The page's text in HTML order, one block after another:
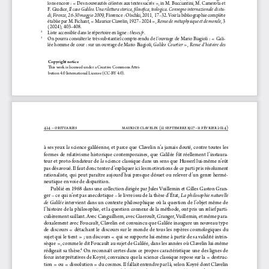
lons encore : « Des nouveautés célestes aux textes sacrés », in M. Bucciantini, M. Camerota et
F. Giudice, Il caso Galileo. Una rilettura storica, filosofica, teologica. Convegno internazionale di stu-
di, Firenze, 26-30 maggio 2009, Florence : Olschki, 2011, 17–32. Voir la bibliographie complète
établie par M. Fichant, « Maurice Clavelin, 1927–2024 », Revue de métaphysique et de morale, 3
(2024), 403–408.
2 Liste accessible dans le répertoire en ligne : theses.fr.
3 On pourra consulter le très substantiel compte-rendu de l’ouvrage de Mario Biagioli : « Gali-
lée homme de cour : sur un ouvrage de Mario Biagioli, Galileo Courtier », Revue d’histoire des
Copyright notice
This work is licensed under a Creative Commons Attri-
bution 4.0 International License (CC-BY 4.0).
424 – obituaries maurice clavelin (12 septembre 1927–11 février 2024)
à ses yeux la science galiléenne, et parce que Clavelin n’a jamais douté, contre toutes les
formes  de  relativisme  historique  contemporaines,  que  Galilée  fût  réellement  l’instaura
teur et proto-fondateur de la science classique dans un sens que Husserl lui-même n’eût
pas désavoué. Il faut donc tenter d’expliquer ici les motivations de ce parti pris résolument
rationaliste,  qui  peut  paraître  aujourd’hui  presque  désuet  ou  relever  d’un  genre  hermé-
neutique en voie de disparition.
Publié en 1968 dans une collection dirigée par Jules Vuillemin et Gilles Gaston Gran-
ger – ce qui n’est pas anecdotique – le livre issu de la thèse d’État, La philosophie naturelle
de  Galilée
  intervient  dans  un  contexte  philosophique  où  la  question  de  l’objet  même  de
l’histoire de la philosophie, et la question connexe de la méthode, ont pris un relief parti-
culièrement saillant. Avec Canguilhem, avec Gueroult, Granger, Vuillemin, et même para
doxalement avec Foucault, Clavelin est convaincu que Galilée inaugure un nouveau type
de  discours  «  détachant  le  discours  sur  le  monde  de  tous  les  repères  cosmologiques  du
sujet qui le tient » ; un discours « qui se supporte lui-même à partir de sa validité intrin-
sèque », comme le dit Foucault au sujet de Galilée, dans les années où Clavelin lui-même
rédigeait sa thèse.4 On reconnaît certes dans ce propos caractéristique une des lignes de
force interprétatives de Koyré, convaincu que la science classique repose sur la « destruc-
tion » ou « dissolution » du cosmos. Il fallait entendre par là, selon Koyré dont Clavelin